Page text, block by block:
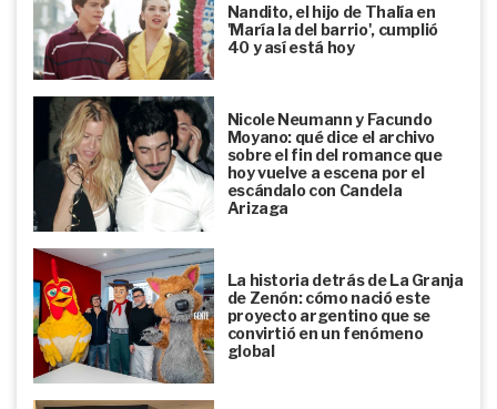
Nandito, el hijo de Thalía en
'María la del barrio', cumplió
40 y así está hoy
Nicole Neumann y Facundo
Moyano: qué dice el archivo
sobre el fin del romance que
hoy vuelve a escena por el
escándalo con Candela
Arizaga
La historia detrás de La Granja
de Zenón: cómo nació este
proyecto argentino que se
convirtió en un fenómeno
global